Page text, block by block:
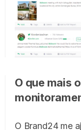
O que mais
O Brand24 me